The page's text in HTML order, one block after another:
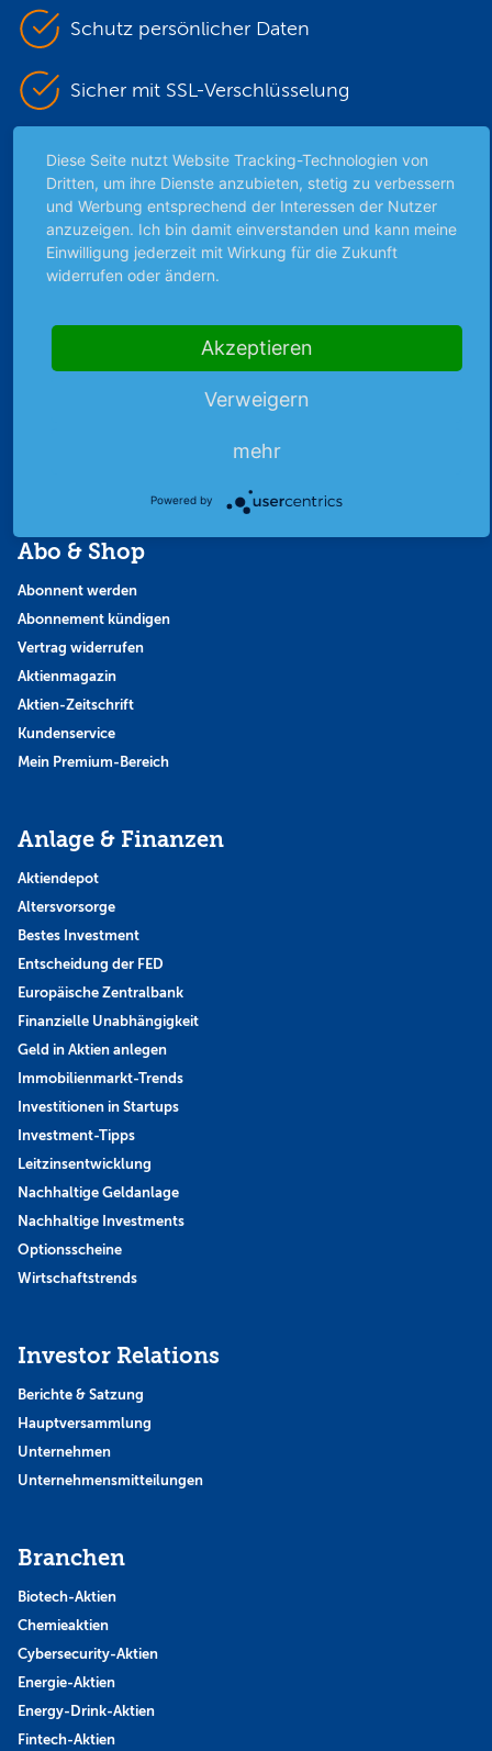
Schutz persönlicher Daten
Sicher mit SSL-Verschlüsselung
Highlights
Archiv
Börsenbericht
Börsengerüchte
Börsennews
Abo & Shop
Abonnent werden
Abonnement kündigen
Vertrag widerrufen
Aktienmagazin
Aktien-Zeitschrift
Kundenservice
Mein Premium-Bereich
Anlage & Finanzen
Aktiendepot
Altersvorsorge
Bestes Investment
Entscheidung der FED
Europäische Zentralbank
Finanzielle Unabhängigkeit
Geld in Aktien anlegen
Immobilienmarkt-Trends
Investitionen in Startups
Investment-Tipps
Leitzinsentwicklung
Nachhaltige Geldanlage
Nachhaltige Investments
Optionsscheine
Wirtschaftstrends
Investor Relations
Berichte & Satzung
Hauptversammlung
Unternehmen
Unternehmensmitteilungen
Branchen
Biotech-Aktien
Chemieaktien
Cybersecurity-Aktien
Energie-Aktien
Energy-Drink-Aktien
Fintech-Aktien
Diese Seite nutzt Website Tracking-Technologien von
Dritten, um ihre Dienste anzubieten, stetig zu verbessern
und Werbung entsprechend der Interessen der Nutzer
anzuzeigen. Ich bin damit einverstanden und kann meine
Einwilligung jederzeit mit Wirkung für die Zukunft
widerrufen oder ändern.
Akzeptieren
Verweigern
mehr
Powered by